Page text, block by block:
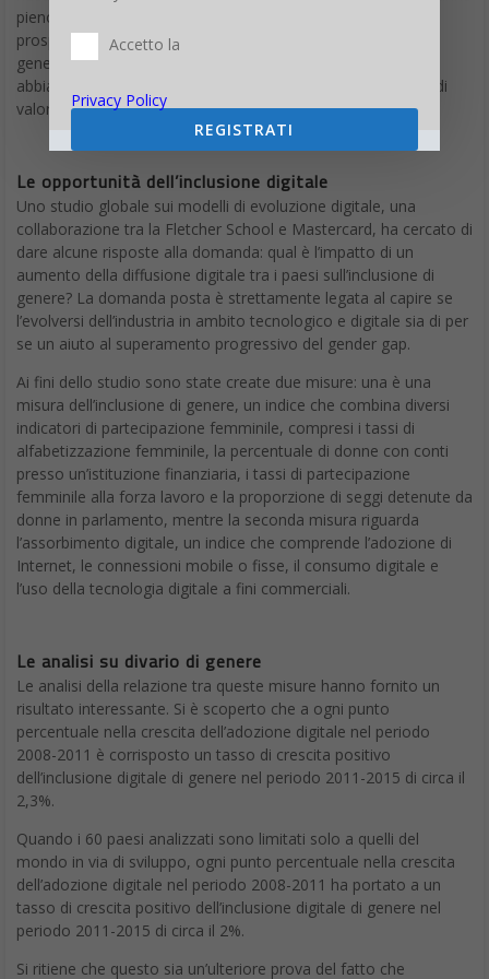
pieno accesso a tutti i loro talenti rimarranno competitive e
prospereranno, ma, ancora più importante, l’uguaglianza di
genere è una questione di giustizia. Come comunità umana,
abbiamo anche l’obbligo di garantire un insieme equilibrato di
valori”.
Le opportunità dell’inclusione digitale
Uno studio globale sui modelli di evoluzione digitale, una
collaborazione tra la Fletcher School e Mastercard, ha cercato di
dare alcune risposte alla domanda: qual è l’impatto di un
aumento della diffusione digitale tra i paesi sull’inclusione di
genere? La domanda posta è strettamente legata al capire se
l’evolversi dell’industria in ambito tecnologico e digitale sia di per
se un aiuto al superamento progressivo del gender gap.
Ai fini dello studio sono state create due misure: una è una
misura dell’inclusione di genere, un indice che combina diversi
indicatori di partecipazione femminile, compresi i tassi di
alfabetizzazione femminile, la percentuale di donne con conti
presso un’istituzione finanziaria, i tassi di partecipazione
femminile alla forza lavoro e la proporzione di seggi detenute da
donne in parlamento, mentre la seconda misura riguarda
l’assorbimento digitale, un indice che comprende l’adozione di
Internet, le connessioni mobile o fisse, il consumo digitale e
l’uso della tecnologia digitale a fini commerciali.
Le analisi su divario di genere
Le analisi della relazione tra queste misure hanno fornito un
risultato interessante. Si è scoperto che a ogni punto
percentuale nella crescita dell’adozione digitale nel periodo
2008-2011 è corrisposto un tasso di crescita positivo
dell’inclusione digitale di genere nel periodo 2011-2015 di circa il
2,3%.
Quando i 60 paesi analizzati sono limitati solo a quelli del
mondo in via di sviluppo, ogni punto percentuale nella crescita
dell’adozione digitale nel periodo 2008-2011 ha portato a un
tasso di crescita positivo dell’inclusione digitale di genere nel
periodo 2011-2015 di circa il 2%.
Si ritiene che questo sia un’ulteriore prova del fatto che
Accetto la
Privacy Policy
REGISTRATI